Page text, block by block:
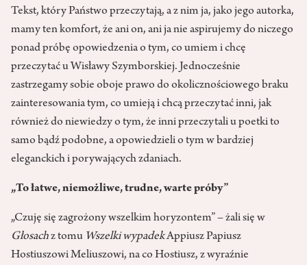
Tekst, który Państwo przeczytają, a z nim ja, jako jego autorka,
mamy ten komfort, że ani on, ani ja nie aspirujemy do niczego
ponad próbę opowiedzenia o tym, co umiem i chcę
przeczytać u Wisławy Szymborskiej. Jednocześnie
zastrzegamy sobie oboje prawo do okolicznościowego braku
zainteresowania tym, co umieją i chcą przeczytać inni, jak
również do niewiedzy o tym, że inni przeczytali u poetki to
samo bądź podobne, a opowiedzieli o tym w bardziej
eleganckich i porywających zdaniach.
„To łatwe, niemożliwe, trudne, warte próby”
„Czuję się zagrożony wszelkim horyzontem” – żali się w
Głosachz tomu Wszelki wypadekAppiusz Papiusz
Hostiuszowi Meliuszowi, na co Hostiusz, z wyraźnie